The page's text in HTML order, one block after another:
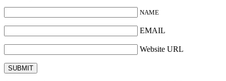
NAME
EMAIL
Website URL